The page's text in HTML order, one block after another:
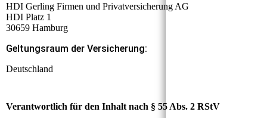
HDI Gerling Firmen und Privatversicherung AG
HDI Platz 1
30659 Hamburg
Geltungsraum der Versicherung:
Deutschland
Verantwortlich für den Inhalt nach § 55 Abs. 2 RStV